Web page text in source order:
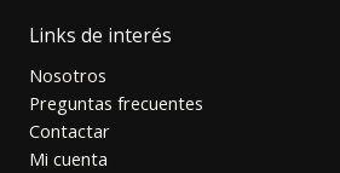
Links de interés
Nosotros
Preguntas frecuentes
Contactar
Mi cuenta